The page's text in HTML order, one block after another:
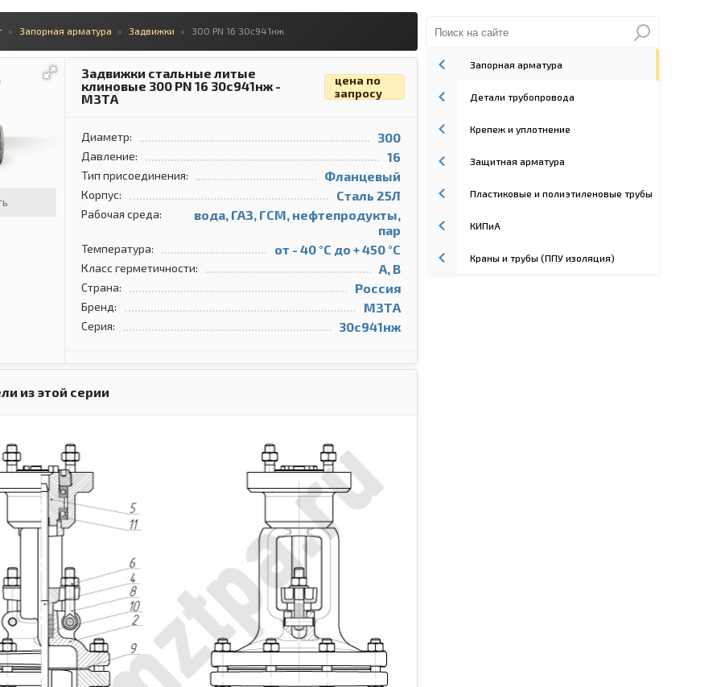
Запорная арматура Задвижки 300 PN 16 30с941нж
Задвижки стальные литые
клиновые 300 PN 16 30с941нж -
МЗТА
цена по
запросу
Диаметр: 300
Давление: 16
Тип присоединения: Фланцевый
Корпус: Сталь 25Л
Рабочая среда:
вода, ГАЗ, ГСМ, нефтепродукты,
пар
Температура: от - 40 °С до + 450 °С
Класс герметичности: A, B
Страна: Россия
Бренд: МЗТА
Серия: 30с941нж
из этой серии
Запорная арматура
Детали трубопровода
Крепеж и уплотнение
Защитная арматура
Пластиковые и полиэтиленовые трубы
КИПиА
Краны и трубы (ППУ изоляция)